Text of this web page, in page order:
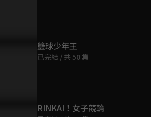
籃球少年王
已完結 / 共 50 集
RINKAI！女子競輪